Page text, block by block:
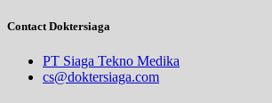
Contact Doktersiaga
PT Siaga Tekno Medika
cs@doktersiaga.com